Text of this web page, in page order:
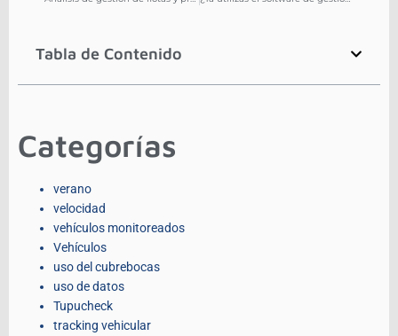
Tabla de Contenido
Categorías
verano
velocidad
vehículos monitoreados
Vehículos
uso del cubrebocas
uso de datos
Tupucheck
tracking vehicular